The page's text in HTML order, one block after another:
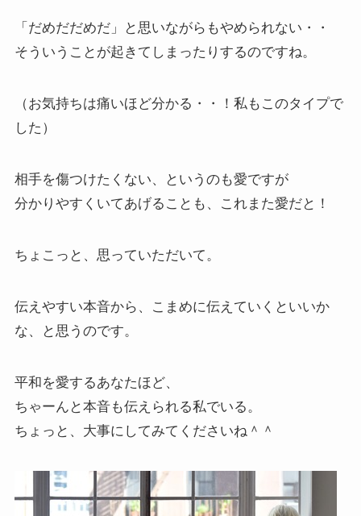
「だめだだめだ」と思いながらもやめられない・・
そういうことが起きてしまったりするのですね。
（お気持ちは痛いほど分かる・・！私もこのタイプで
した）
相手を傷つけたくない、というのも愛ですが
分かりやすくいてあげることも、これまた愛だと！
ちょこっと、思っていただいて。
伝えやすい本音から、こまめに伝えていくといいか
な、と思うのです。
平和を愛するあなたほど、
ちゃーんと本音も伝えられる私でいる。
ちょっと、大事にしてみてくださいね＾＾